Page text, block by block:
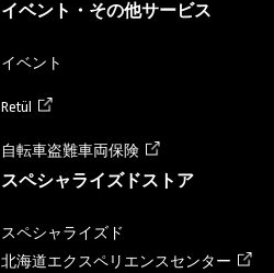
イベント・その他サービス
イベント
Retül
自転車盗難車両保険
スペシャライズドストア
スペシャライズド
北海道エクスペリエンスセンター